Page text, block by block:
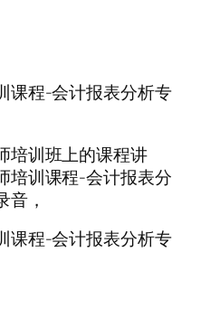
课程-会计报表分析专
培训班上的课程讲
培训课程-会计报表分
音，
课程-会计报表分析专